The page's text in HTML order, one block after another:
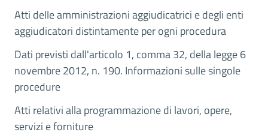
Atti delle amministrazioni aggiudicatrici e degli enti
aggiudicatori distintamente per ogni procedura
Dati previsti dall'articolo 1, comma 32, della legge 6
novembre 2012, n. 190. Informazioni sulle singole
procedure
Atti relativi alla programmazione di lavori, opere,
servizi e forniture